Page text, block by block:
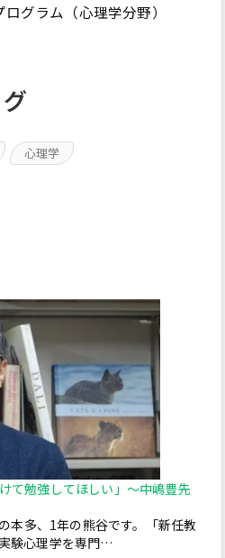
グラム（心理学分野）
心理学
て勉強してほしい」～中嶋豊先
本多、1年の熊谷です。「新任教
験心理学を専門…